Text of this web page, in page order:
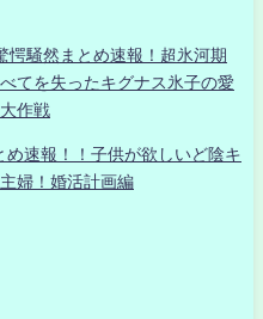
愕騒然まとめ速報！超氷河期
てを失ったキグナス氷子の愛
作戦
速報！！子供が欲しいど陰キ
婦！婚活計画編